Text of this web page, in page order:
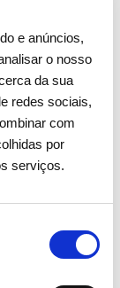
e anúncios,
o nosso
da sua
redes sociais,
com
por
serviços.